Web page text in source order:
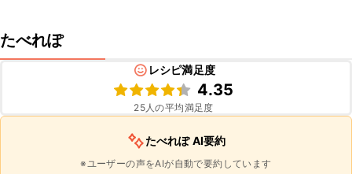
たべれぽ
レシピ満足度
4.35
25人の平均満足度
たべれぽ AI要約
※ユーザーの声をAIが自動で要約しています